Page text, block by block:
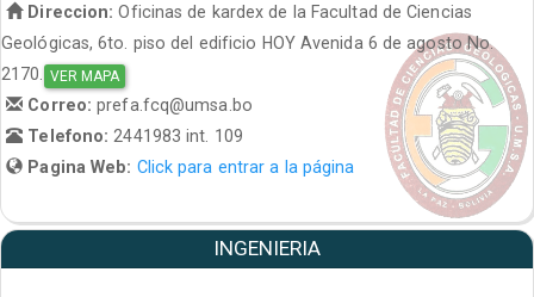
Direccion: Oficinas de kardex de la Facultad de Ciencias
Geológicas, 6to. piso del edificio HOY Avenida 6 de agosto No.
2170. VER MAPA
Correo:prefa.fcq@umsa.bo
Telefono:2441983 int. 109
Pagina Web: Click para entrar a la página
INGENIERIA